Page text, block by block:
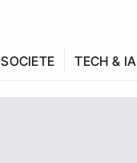
SOCIETE TECH & IA